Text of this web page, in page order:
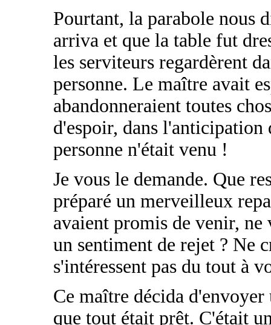
Pourtant, la parabole nous
arriva et que la table fut
les serviteurs regardèrent
personne. Le maître avait
abandonneraient toutes
d'espoir, dans l'anticipation
personne n'était venu !
Je vous le demande. Que
préparé un merveilleux
avaient promis de venir, ne
un sentiment de rejet ? Ne
s'intéressent pas du tout à
Ce maître décida
que tout était prêt. C'était